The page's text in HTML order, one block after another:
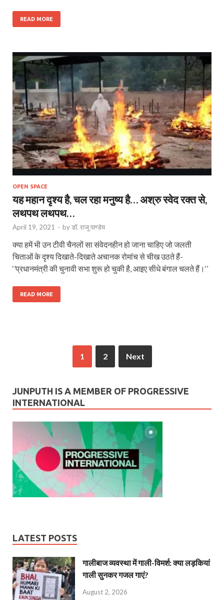
READ MORE
OPEN SPACE
यह महान दृश्य है, चल रहा मनुष्य है… अश्रु स्वेद रक्त से,
लथपथ लथपथ…
April 19, 2021 - byडॉ. राजू पाण्डेय
क्या हमें भी उन टीवी चैनलों सा संवेदनहीन हो जाना चाहिए जो जलती
चिताओं के दृश्य दिखाते-दिखाते अचानक रोमांच से चीख उठते हैं-
‘’प्रधानमंत्री की चुनावी सभा शुरू हो चुकी है, आइए सीधे बंगाल चलते हैं।‘’
READ MORE
1 2 Next
JUNPUTH IS A MEMBER OF PROGRESSIVE
INTERNATIONAL
LATEST POSTS
गालीबाज व्‍यवस्‍था में गाली-विमर्श: क्या लड़कियां
गाली सुनकर गजल गाएं?
August 2, 2026